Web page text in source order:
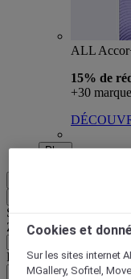
ALL
15% de
+30
Plus
Sélectionnez votre
Zone géographique
Pays/Région - Langue
Cookies et
Sur les sites internet
MGallery, Sofitel,